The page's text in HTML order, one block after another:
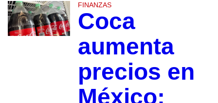
FINANZAS
Coca
aumenta
precios en
México;